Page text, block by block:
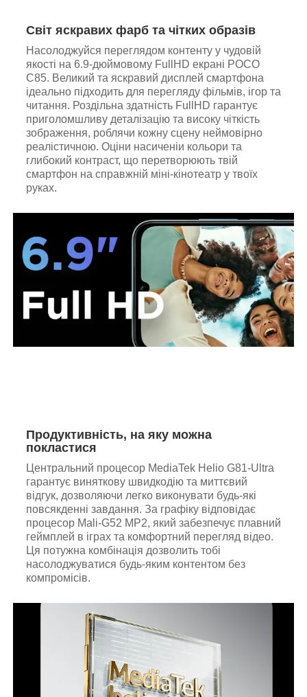
Світ яскравих фарб та чітких образів
Насолоджуйся переглядом контенту у чудовій
якості на 6.9-дюймовому FullHD екрані POCO
C85. Великий та яскравий дисплей смартфона
ідеально підходить для перегляду фільмів, ігор та
читання. Роздільна здатність FullHD гарантує
приголомшливу деталізацію та високу чіткість
зображення, роблячи кожну сцену неймовірно
реалістичною. Оціни насиченіи кольори та
глибокий контраст, що перетворюють твій
смартфон на справжній міні-кінотеатр у твоїх
руках.
Продуктивність, на яку можна
покластися
Центральний процесор MediaTek Helio G81-Ultra
гарантує виняткову швидкодію та миттєвий
відгук, дозволяючи легко виконувати будь-які
повсякденні завдання. За графіку відповідає
процесор Mali-G52 MP2, який забезпечує плавний
геймплей в іграх та комфортний перегляд відео.
Ця потужна комбінація дозволить тобі
насолоджуватися будь-яким контентом без
компромісів.